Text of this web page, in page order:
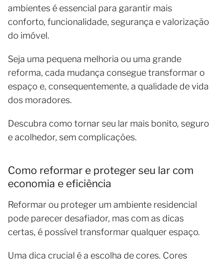
ambientes é essencial para garantir mais
conforto, funcionalidade, segurança e valorização
do imóvel.
Seja uma pequena melhoria ou uma grande
reforma, cada mudança consegue transformar o
espaço e, consequentemente, a qualidade de vida
dos moradores.
Descubra como tornar seu lar mais bonito, seguro
e acolhedor, sem complicações.
Como reformar e proteger seu lar com
economia e eficiência
Reformar ou proteger um ambiente residencial
pode parecer desafiador, mas com as dicas
certas, é possível transformar qualquer espaço.
Uma dica crucial é a escolha de cores. Cores